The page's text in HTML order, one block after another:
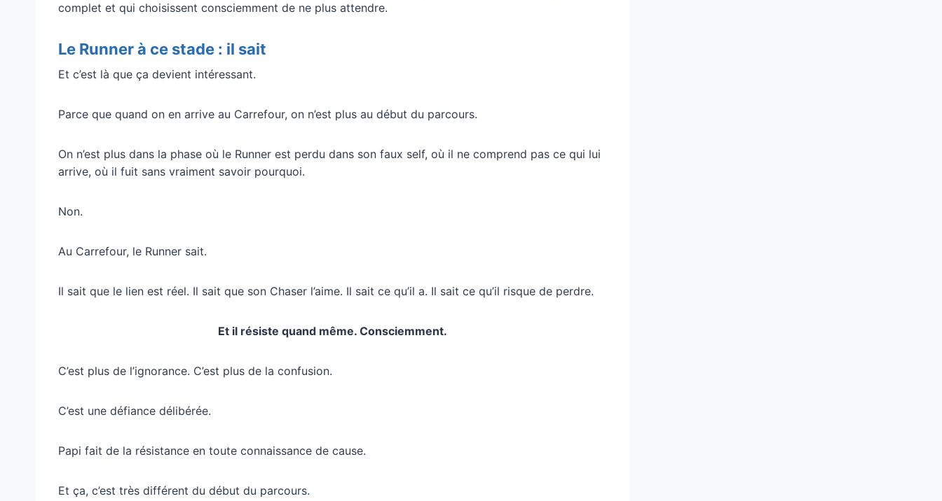
complet et qui choisissent consciemment de ne plus attendre.
Le Runner à ce stade : il sait
Et c’est là que ça devient intéressant.
Parce que quand on en arrive au Carrefour, on n’est plus au début du parcours.
On n’est plus dans la phase où le Runner est perdu dans son faux self, où il ne comprend pas ce qui lui
arrive, où il fuit sans vraiment savoir pourquoi.
Non.
Au Carrefour, le Runner sait.
Il sait que le lien est réel. Il sait que son Chaser l’aime. Il sait ce qu’il a. Il sait ce qu’il risque de perdre.
Et il résiste quand même. Consciemment.
C’est plus de l’ignorance. C’est plus de la confusion.
C’est une défiance délibérée.
Papi fait de la résistance en toute connaissance de cause.
Et ça, c’est très différent du début du parcours.